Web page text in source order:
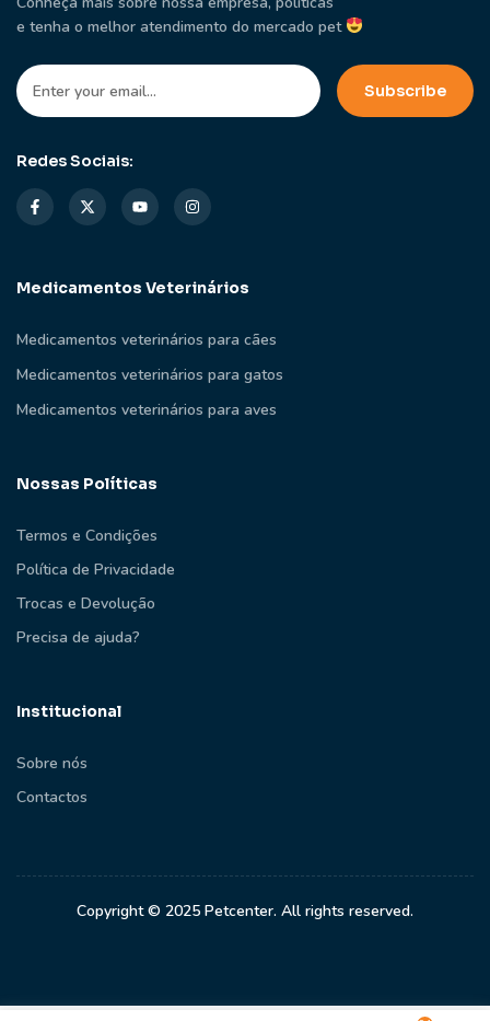
e tenha o melhor atendimento do mercado pet
Redes Sociais:
Medicamentos Veterinários
Medicamentos veterinários para cães
Medicamentos veterinários para gatos
Medicamentos veterinários para aves
Nossas Políticas
Termos e Condições
Política de Privacidade
Trocas e Devolução
Precisa de ajuda?
Institucional
Sobre nós
Contactos
Copyright © 2025 Petcenter. All rights reserved.